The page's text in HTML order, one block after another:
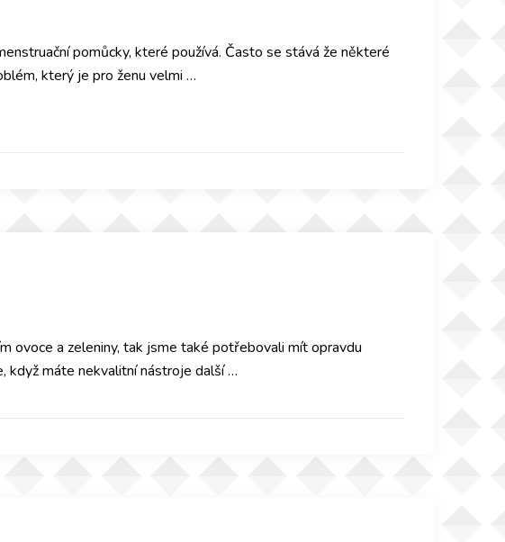
pomůcky, které používá. Často se stává že některé
který je pro ženu velmi …
ovoce a zeleniny, tak jsme také potřebovali mít opravdu
když máte nekvalitní nástroje další …